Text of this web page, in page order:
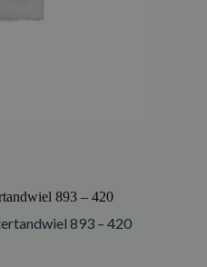
893 – 420
893 – 420